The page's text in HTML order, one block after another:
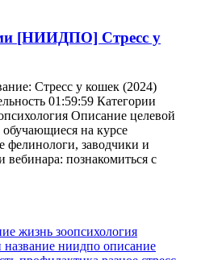
[НИИДПО] Стресс у
Стресс у кошек (2024)
01:59:59 Категории
Описание целевой
на курсе
фелинологи, заводчики и
познакомиться с
жизнь зоопсихология
название ниидпо описание